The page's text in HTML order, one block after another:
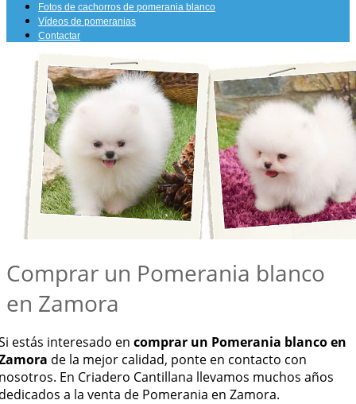
Fotos de cachorros de pomerania blanco
Vídeos de pomeranias
Contactar
Comprar un Pomerania blanco
en Zamora
estás interesado en comprar un Pomerania blanco en
de la mejor calidad, ponte en contacto con
En Criadero Cantillana llevamos muchos años
a la venta de Pomerania en Zamora.